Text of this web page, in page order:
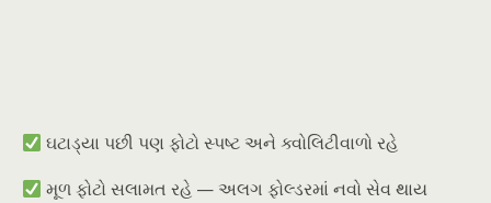
ઘટાડ્યા પછી પણ ફોટો સ્પષ્ટ અને ક્વોલિટીવાળો રહે
મૂળ ફોટો સલામત રહે — અલગ ફોલ્ડરમાં નવો સેવ થાય